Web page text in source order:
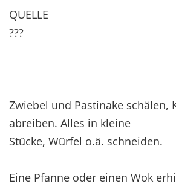
QUELLE
???
Zwiebel und Pastinake schälen,
abreiben. Alles in kleine
Stücke, Würfel o.ä. schneiden.
Eine Pfanne oder einen Wok